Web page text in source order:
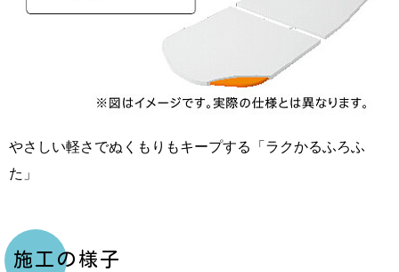
やさしい軽さでぬくもりもキープする「ラクかるふろふ
た」
施工の様子